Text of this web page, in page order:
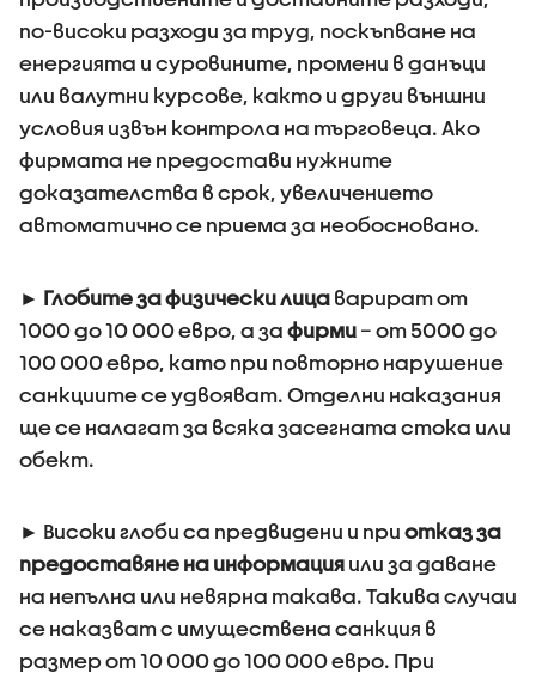
по-високи разходи за труд, поскъпване на
енергията и суровините, промени в данъци
или валутни курсове, както и други външни
условия извън контрола на търговеца. Ако
фирмата не предостави нужните
доказателства в срок, увеличението
автоматично се приема за необосновано.
► Глобите за физически лица варират от
1000 до 10 000 евро, а за фирми – от 5000 до
100 000 евро, като при повторно нарушение
санкциите се удвояват. Отделни наказания
ще се налагат за всяка засегната стока или
обект.
► Високи глоби са предвидени и при отказ за
предоставяне на информация или за даване
на непълна или невярна такава. Такива случаи
се наказват с имуществена санкция в
размер от 10 000 до 100 000 евро. При